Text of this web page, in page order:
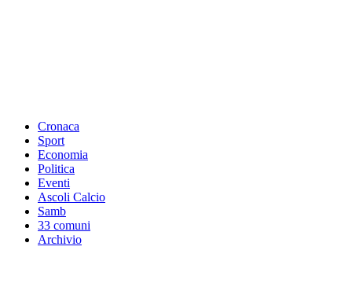
Cronaca
Sport
Economia
Politica
Eventi
Ascoli Calcio
Samb
33 comuni
Archivio